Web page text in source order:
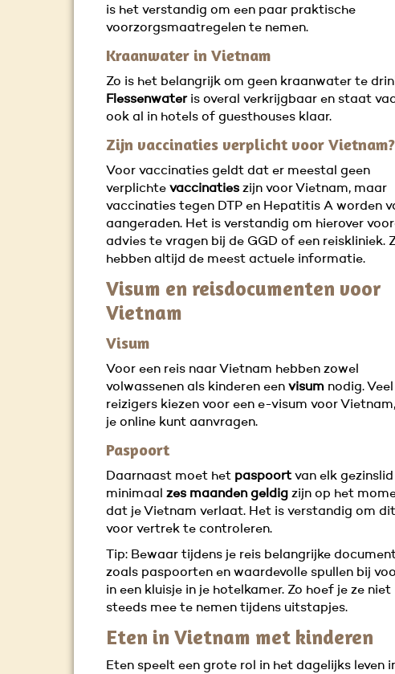
is het verstandig om een paar praktische
voorzorgsmaatregelen te nemen.
Kraanwater in Vietnam
Zo is het belangrijk om geen kraanwater te
Flessenwateris overal verkrijgbaar en staat
ook al in hotels of guesthouses klaar.
Zijn vaccinaties verplicht voor Vietnam?
Voor vaccinaties geldt dat er meestal geen
verplichte vaccinaties zijn voor Vietnam, maar
vaccinaties tegen DTP en Hepatitis A worden
aangeraden. Het is verstandig om hierover
advies te vragen bij de GGD of een reiskliniek.
hebben altijd de meest actuele informatie.
Visum en reisdocumenten voor
Vietnam
Visum
Voor een reis naar Vietnam hebben zowel
volwassenen als kinderen een visum nodig. Veel
reizigers kiezen voor een e-visum voor
je online kunt aanvragen.
Paspoort
Daarnaast moet het paspoort van elk
minimaal zes maanden geldig zijn op het
dat je Vietnam verlaat. Het is verstandig om
voor vertrek te controleren.
Tip: Bewaar tijdens je reis belangrijke
zoals paspoorten en waardevolle spullen bij
in een kluisje in je hotelkamer. Zo hoef je ze niet
steeds mee te nemen tijdens uitstapjes.
Eten in Vietnam met kinderen
Eten speelt een grote rol in het dagelijks leven